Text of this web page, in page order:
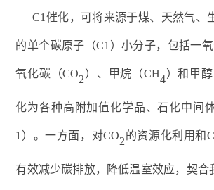
C1 催化，可将来源于煤、天然气、
的单个碳原子（C1 ）小分子，包括一
氧化碳（CO2）、甲烷（CH4）和甲
化为各种高附加值化学品、石化中间
1 ） 。一方面，对CO2的资源化利用和
有效减少碳排放，降低温室效应，契合